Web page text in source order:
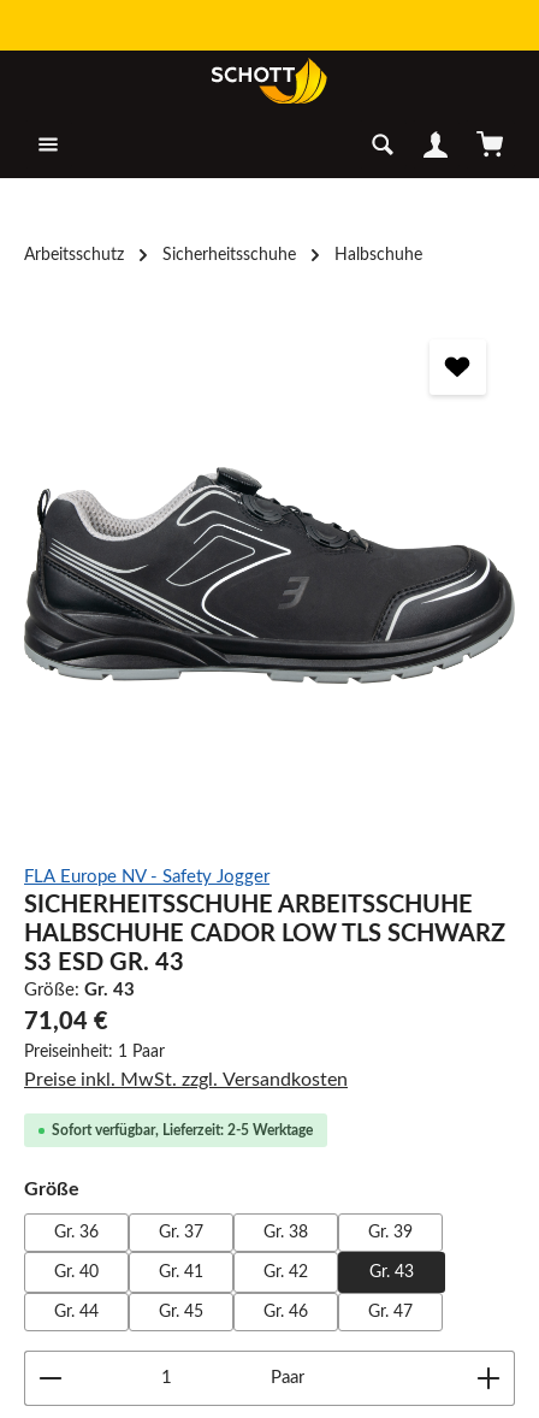
Arbeitsschutz Sicherheitsschuhe Halbschuhe
FLA Europe NV - Safety Jogger
SICHERHEITSSCHUHE ARBEITSSCHUHE
HALBSCHUHE CADOR LOW TLS SCHWARZ
S3 ESD GR. 43
Größe: Gr. 43
71,04 €
Preiseinheit: 1 Paar
Preise inkl. MwSt. zzgl. Versandkosten
Sofort verfügbar, Lieferzeit: 2-5 Werktage
Größe
Gr. 36 Gr. 37 Gr. 38 Gr. 39
Gr. 40 Gr. 41 Gr. 42 Gr. 43
Gr. 44 Gr. 45 Gr. 46 Gr. 47
Produkt Anzahl: Gib den gewünschten Wert ein
Paar